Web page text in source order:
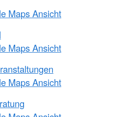
Maps Ansicht
Maps Ansicht
Maps Ansicht